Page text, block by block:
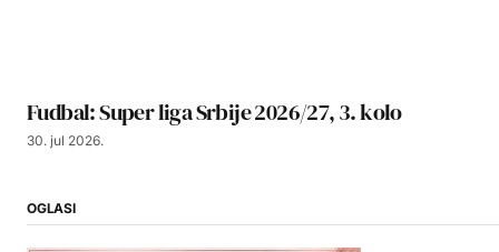
Fudbal: Super liga Srbije 2026/27, 3. kolo
30. jul 2026.
OGLASI